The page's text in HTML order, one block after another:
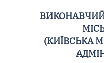
ВИКОНАВЧИЙ
(КИЇВСЬКА